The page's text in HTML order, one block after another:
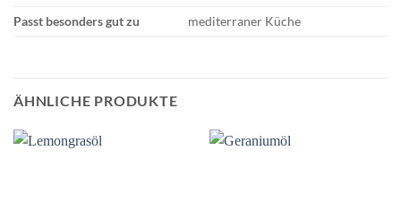
Passt besonders gut zu
mediterraner Küche
ÄHNLICHE PRODUKTE